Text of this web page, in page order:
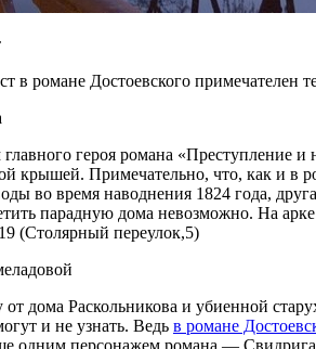
в романе Достоевского примечателен
героя романа «Преступление
крышей. Примечательно, что, как и в
во время наводнения 1824 года,
парадную дома невозможно. На
(Столярный переулок,5)
от дома Раскольникова и убиенной
и не узнать. Ведь в романе